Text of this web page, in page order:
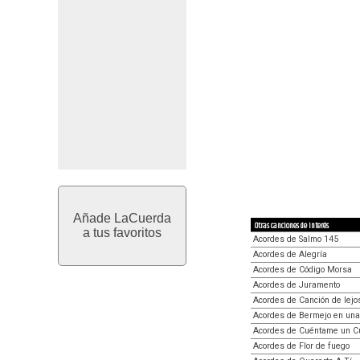
Añade LaCuerda
a tus favoritos
Otras canciones de interés
Acordes de Salmo 145
Acordes de Alegría
Acordes de Código Morsa
Acordes de Juramento
Acordes de Canción de
Acordes de Bermejo en
Acordes de Cuéntame un
Acordes de Flor de fuego